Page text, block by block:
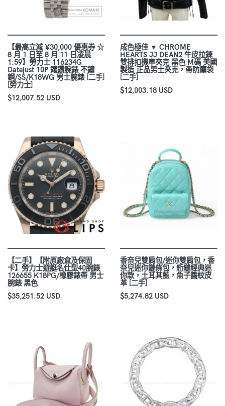
【最高立減 ¥30,000 優惠券 ☆
8 月 1 日至 8 月 11 日凌晨
1:59】勞力士 116234G
Datejust 10P 鑲鑽腕錶 不鏽
鋼/SS/K18WG 男士腕錶 [二手]
[勞力士]
$12,007.52 USD
成色極佳 ▼ CHROME
HEARTS JJ DEAN2 牛皮拉鍊
雙排扣機車夾克 黑色 M碼 美國
製造 正品男士夾克，帶防塵袋
[二手]
$12,003.18 USD
【二手】【附原廠盒及保固
卡】勞力士遊艇名仕型40腕錶
126655 K18PG/橡膠錶帶 男士
腕錶 黑色
$35,251.52 USD
香奈兒雙肩包/迷你雙肩包，香
奈兒迷你鏈條包，絎縫經典迷
你款，土耳其藍，魚子醬紋皮
革 [二手]
$5,274.82 USD